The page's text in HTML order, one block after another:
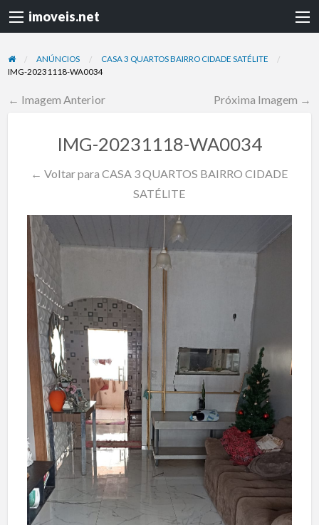
imoveis.net
ANÚNCIOS
CASA 3 QUARTOS BAIRRO CIDADE SATÉLITE
IMG-20231118-WA0034
← Imagem Anterior Próxima Imagem →
IMG-20231118-WA0034
← Voltar para CASA 3 QUARTOS BAIRRO CIDADE
SATÉLITE